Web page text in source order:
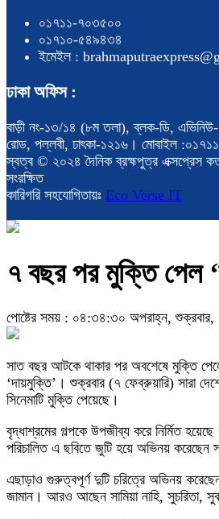
০১৭১১-৭০৩৫০০
০১৭১০-৫৪৯৪৩৪
ইমেইল :
ঢাকা অফিস :
বাড়ী নং-১৩/১৪ (৮ম তলা), ব্লক-ডি, এভিনিউ-
রোড, পল্লবী, ঢাৎকা-১২১৬। মোবাইল
স্বত্ব © ২০২৪ দৈনিক ব্রহ্মপুত্র এক্সপ্রেস
সংরক্ষিত
কারিগরি সহযোগিতায়ঃ Eco Verse IT
৭ বছর পর মুক্তি পেল
পোষ্টের সময় : ০৪:৩৪:৩০ অপরাহ্ন, শুক্রবার,
সাত বছর আটকে থাকার পর অবশেষে মুক্তি
‘দায়মুক্তি’। শুক্রবার (৭ ফেব্রুয়ারি) সারা
সিনেমাটি মুক্তি পেয়েছে।
বৃদ্ধাশ্রমের গল্পকে উপজীব্য করে নির্মিত
পরিচালিত এ ছবিতে জুটি হয়ে অভিনয় করেছেন
এছাড়াও গুরুত্বপূর্ণ দুটি চরিত্রে অভিনয়
জামান। আরও আছেন সামিয়া নাহি, সুচরিতা,